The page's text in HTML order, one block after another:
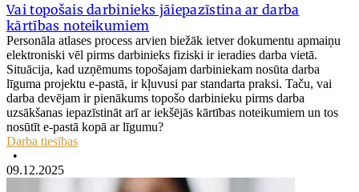
Vai topošais darbinieks jāiepazīstina ar darba
kārtības noteikumiem
Personāla atlases process arvien biežāk ietver dokumentu apmaiņu
elektroniski vēl pirms darbinieks fiziski ir ieradies darba vietā.
Situācija, kad uzņēmums topošajam darbiniekam nosūta darba
līguma projektu e-pastā, ir kļuvusi par standarta praksi. Taču, vai
darba devējam ir pienākums topošo darbinieku pirms darba
uzsākšanas iepazīstināt arī ar iekšējās kārtības noteikumiem un tos
nosūtīt e-pastā kopā ar līgumu?
Darba tiesības
•
09.12.2025